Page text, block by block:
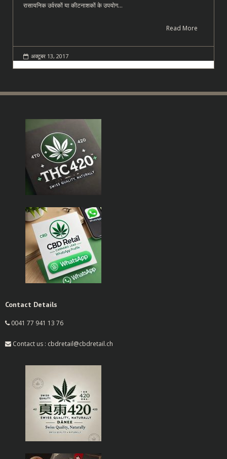
रासायनिक उर्वरकों या कीटनाशकों के उपयोग…
Read More
अक्टूबर 13, 2017
Contact Details
0041 77 941 13 76
Contact us : cbdretail@cbdretail.ch